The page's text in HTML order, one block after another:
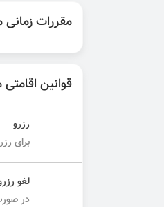
مقررات
قوانین
رزرو
برای
لغو
در